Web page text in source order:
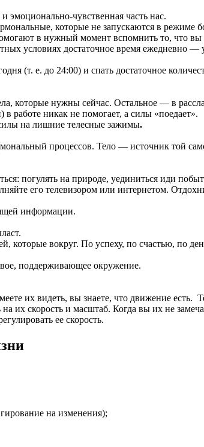
эмоционально-чувственная часть нас.
которые не запускаются в режиме
в нужный момент вспомнить то, что вы
условиях достаточное время ежедневно
(т. е. до 24:00) и спать достаточное
которые нужны сейчас. Остальное — в
работе никак не помогает, а силы «поедает».
на лишние телесные зажимы.
процессов. Тело — источник той
погулять на природе, уединиться иди
его телевизором или интернетом.
информации.
которые вокруг. По успеху, по счастью,
поддерживающее окружение.
их видеть, вы знаете, что движение есть.
их скорость и масштаб. Когда вы их не
ее скорость.
на изменения);